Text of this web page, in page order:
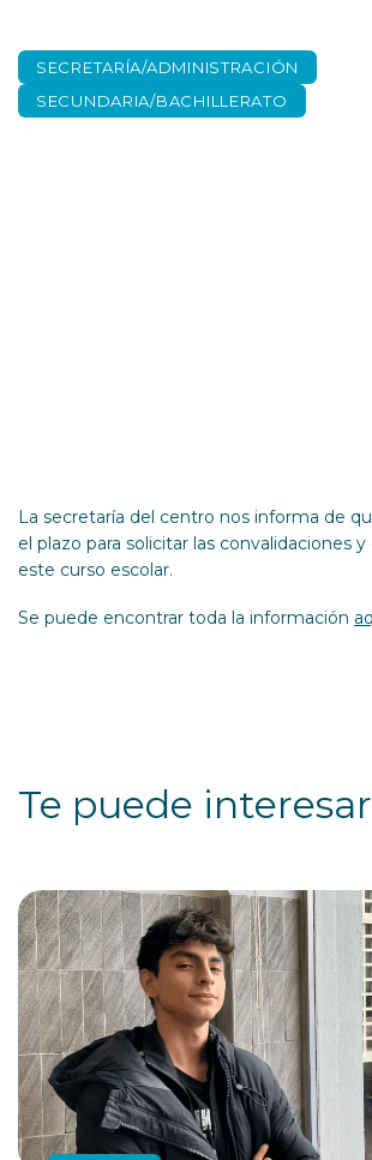
SECRETARÍA/ADMINISTRACIÓN
SECUNDARIA/BACHILLERATO
La secretaría del centro nos informa de
el plazo para solicitar las convalidaciones
este curso escolar.
Se puede encontrar toda la información
Te puede interesar